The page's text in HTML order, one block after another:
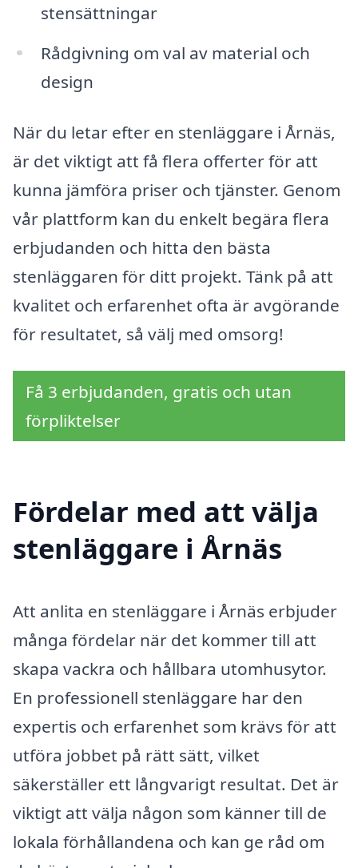
stensättningar
Rådgivning om val av material och
design
När du letar efter en stenläggare i Årnäs,
är det viktigt att få flera offerter för att
kunna jämföra priser och tjänster. Genom
vår plattform kan du enkelt begära flera
erbjudanden och hitta den bästa
stenläggaren för ditt projekt. Tänk på att
kvalitet och erfarenhet ofta är avgörande
för resultatet, så välj med omsorg!
Få 3 erbjudanden, gratis och utan
förpliktelser
Fördelar med att välja
stenläggare i Årnäs
Att anlita en stenläggare i Årnäs erbjuder
många fördelar när det kommer till att
skapa vackra och hållbara utomhusytor.
En professionell stenläggare har den
expertis och erfarenhet som krävs för att
utföra jobbet på rätt sätt, vilket
säkerställer ett långvarigt resultat. Det är
viktigt att välja någon som känner till de
lokala förhållandena och kan ge råd om